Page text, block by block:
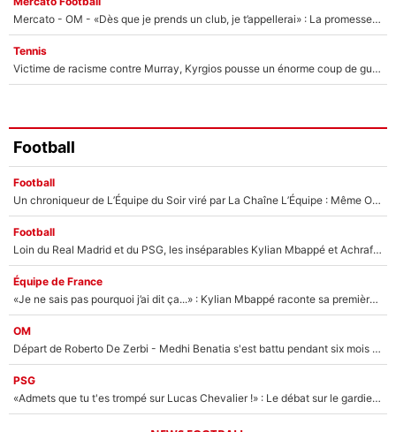
Mercato - OM - «Dès que je prends un club, je t’appellerai» : La promesse de Marcelino au moment de claquer la porte
Tennis
Victime de racisme contre Murray, Kyrgios pousse un énorme coup de gueule !
Football
Football
Un chroniqueur de L’Équipe du Soir viré par La Chaîne L’Équipe : Même Olivier Ménard n’avait pas pu empêcher son départ, «je l’ai appris sur Twitter, je l’ai vécu assez mal»
Football
Loin du Real Madrid et du PSG, les inséparables Kylian Mbappé et Achraf Hakimi changent d'équipe le temps d'une journée !
Équipe de France
«Je ne sais pas pourquoi j’ai dit ça...» : Kylian Mbappé raconte sa première rencontre avec Zinédine Zidane (et c’est très drôle)
OM
Départ de Roberto De Zerbi - Medhi Benatia s'est battu pendant six mois pour le retenir à l'OM, le PSG a été le naufrage de trop : «Je pars avec toi»
PSG
«Admets que tu t'es trompé sur Lucas Chevalier !» : Le débat sur le gardien du PSG vire au clash à l'After Foot